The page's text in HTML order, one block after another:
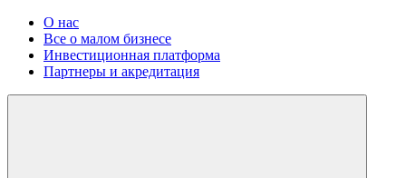
О нас
Все о малом бизнесе
Инвестиционная платформа
Партнеры и акредитация